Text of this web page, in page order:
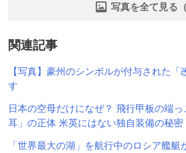
写真を全て見る（
関連記事
【写真】豪州のシンボルが付与された
す
日本の空母だけになぜ？ 飛行甲板の端
耳」の正体 米英にはない独自装備の秘密
「世界最大の湖」を航行中のロシア艦